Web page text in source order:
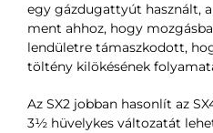
egy gázdugattyút használt,
ment ahhoz, hogy
lendületre támaszkodott,
töltény kilökésének
Az SX2 jobban hasonlít az
3½ hüvelykes változatát